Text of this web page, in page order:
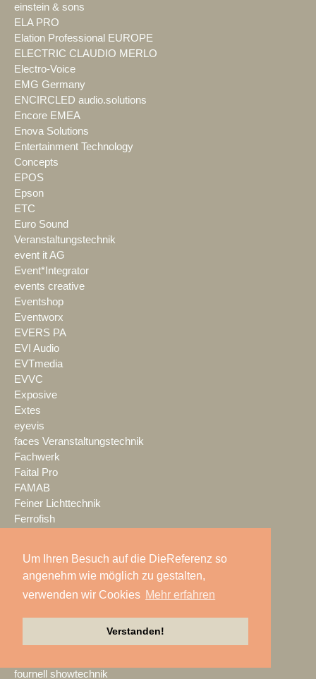
Um Ihren Besuch auf die DieReferenz so
angenehm wie möglich zu gestalten,
verwenden wir Cookies Mehr erfahren
Verstanden!
einstein & sons
ELA PRO
Elation Professional EUROPE
ELECTRIC CLAUDIO MERLO
Electro-Voice
EMG Germany
ENCIRCLED audio.solutions
Encore EMEA
Enova Solutions
Entertainment Technology
Concepts
EPOS
Epson
ETC
Euro Sound
Veranstaltungstechnik
event it AG
Event*Integrator
events creative
Eventshop
Eventworx
EVERS PA
EVI Audio
EVTmedia
EVVC
Exposive
Extes
eyevis
faces Veranstaltungstechnik
Fachwerk
Faital Pro
FAMAB
Feiner Lichttechnik
Ferrofish
Fischer Amps
flashlight Veranstaltungstechnik
Flottmeier & Rehrmann
Fohhn
fournell showtechnik